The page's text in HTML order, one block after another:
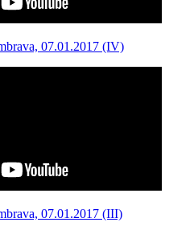
07.01.2017 (IV)
07.01.2017 (III)